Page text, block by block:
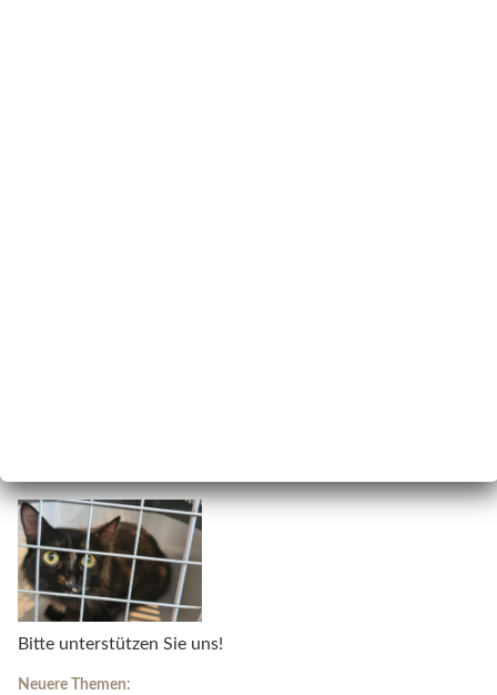
Bitte unterstützen Sie uns!
Neuere Themen: